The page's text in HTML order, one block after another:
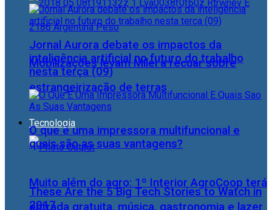
Mobilizações levam Milei a recuar sobre
estrangeirização de terras
Tecnologia
Muito além do agro: 1º Interior AgroCoop terá
entrada gratuita, música, gastronomia e lazer
Jornal Aurora debate os impactos da
inteligência artificial no futuro do trabalho
nesta terça (09)
O que é uma impressora multifuncional e
quais são as suas vantagens?
These Are the 5 Big Tech Stories to Watch in
2017